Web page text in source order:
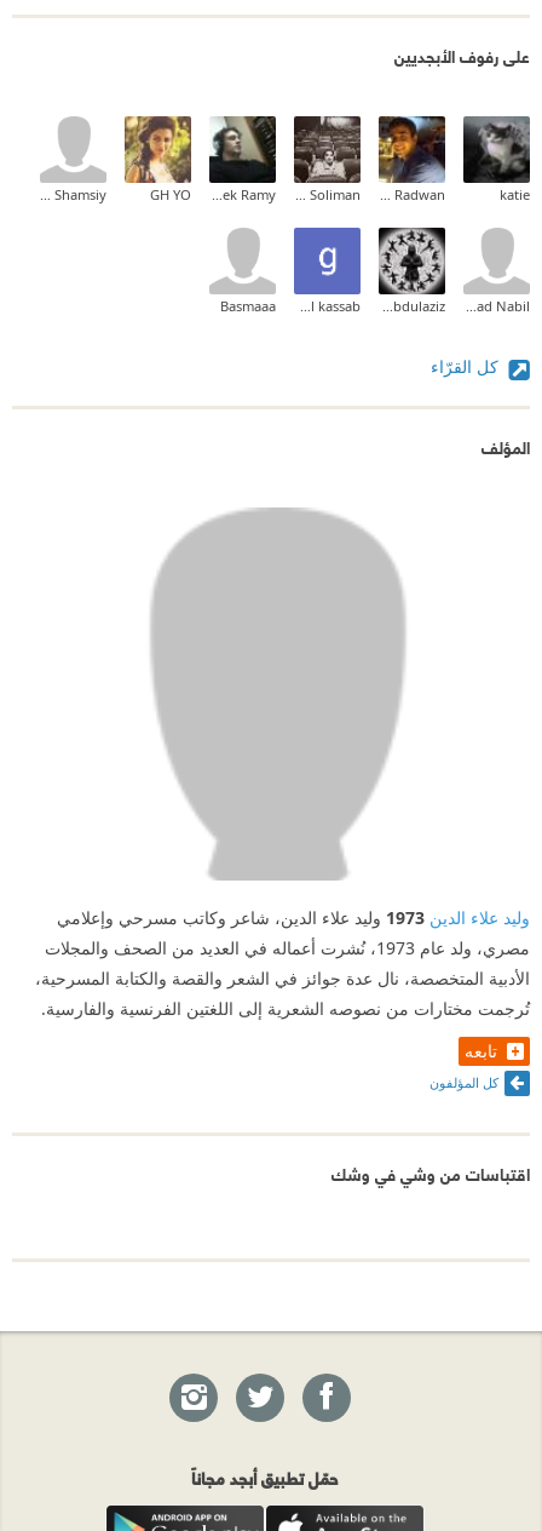
على رفوف الأبجديين
katie
Hussein Radwan
Mostafa Soliman
Tarek Ramy
GH YO
Meeral Shamsiy
Sanad Nabil
Mohamed Tharwat Abdulaziz
ghazal kassab
Basmaaa
كل القرّاء
المؤلف
وليد علاء الدين 1973 وليد علاء الدين، شاعر وكاتب مسرحي وإعلامي
مصري، ولد عام 1973، نُشرت أعماله في العديد من الصحف والمجلات
الأدبية المتخصصة، نال عدة جوائز في الشعر والقصة والكتابة المسرحية،
تُرجمت مختارات من نصوصه الشعرية إلى اللغتين الفرنسية والفارسية.
تابعه
كل المؤلفون
اقتباسات من وشي في وشك
حمّل تطبيق أبجد مجاناً